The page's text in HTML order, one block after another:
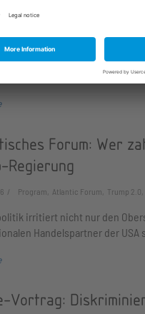
zur militärischen
Trump 2.0, In-Person, Events
Verhältnis steht
für die
Forum: Wer
Regierung
Program, Atlantic Forum, Trump
irritiert nicht nur den
Handelspartner der USA
Vortrag: